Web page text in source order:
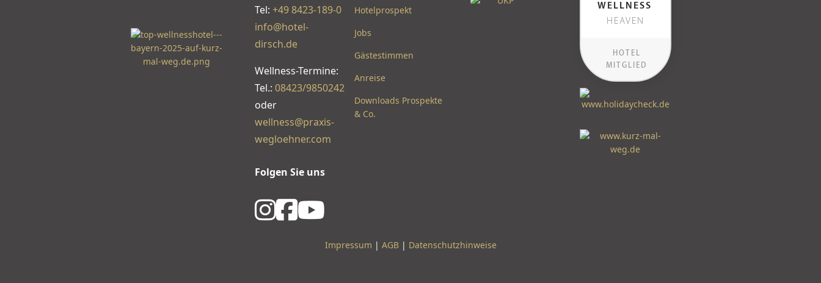
Tel: +49 8423-189-0
info@hotel-
dirsch.de
Wellness-Termine:
Tel.: 08423/9850242
oder
wellness@praxis-
wegloehner.com
Folgen Sie uns
INSTAGRAM
FACEBOOK
YOUTUBE
Hotelprospekt
Jobs
Gästestimmen
Anreise
Downloads Prospekte
& Co.
WELLNESS
HEAVEN
HOTEL
MITGLIED
Impressum | AGB | Datenschutzhinweise